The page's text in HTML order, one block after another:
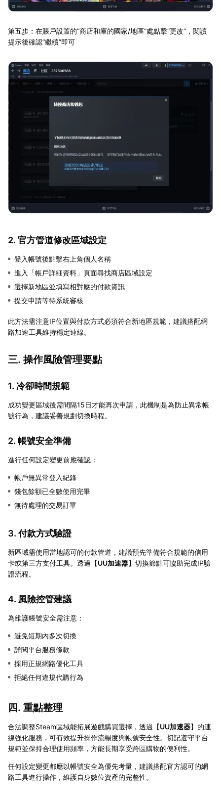
第五步：在賬戶設置的“商店和庫的國家/地區”處點擊“更改”，閱讀
提示後確認“繼續”即可
2. 官方管道修改區域設定
登入帳號後點擊右上角個人名稱
進入「帳戶詳細資料」頁面尋找商店區域設定
選擇新地區並填寫相對應的付款資訊
提交申請等待系統審核
此方法需注意IP位置與付款方式必須符合新地區規範，建議搭配網
路加速工具維持穩定連線。
三. 操作風險管理要點
1. 冷卻時間規範
成功變更區域後需間隔15日才能再次申請，此機制是為防止異常帳
號行為，建議妥善規劃切換時程。
2. 帳號安全準備
進行任何設定變更前應確認：
帳戶無異常登入紀錄
錢包餘額已全數使用完畢
無待處理的交易訂單
3. 付款方式驗證
新區域需使用當地認可的付款管道，建議預先準備符合規範的信用
卡或第三方支付工具。透過【UU加速器】切換節點可協助完成IP驗
證流程。
4. 風險控管建議
為維護帳號安全需注意：
避免短期內多次切換
詳閱平台服務條款
採用正規網路優化工具
拒絕任何違規代購行為
四. 重點整理
合法調整Steam區域能拓展遊戲購買選擇，透過【UU加速器】的連
線強化服務，可有效提升操作流暢度與帳號安全性。切記遵守平台
規範並保持合理使用頻率，方能長期享受跨區購物的便利性。
任何設定變更都應以帳號安全為優先考量，建議搭配官方認可的網
路工具進行操作，維護自身數位資產的完整性。